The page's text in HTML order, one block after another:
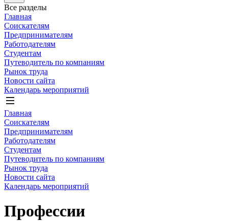
Все разделы
Главная
Соискателям
Предпринимателям
Работодателям
Студентам
Путеводитель по компаниям
Рынок труда
Новости сайта
Календарь мероприятий
Главная
Соискателям
Предпринимателям
Работодателям
Студентам
Путеводитель по компаниям
Рынок труда
Новости сайта
Календарь мероприятий
Профессии